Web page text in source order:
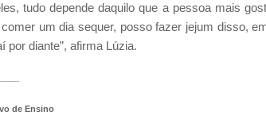
tudo depende daquilo que a pessoa mais
um dia sequer, posso fazer jejum disso,
por diante”, afirma Lúzia.
de Ensino